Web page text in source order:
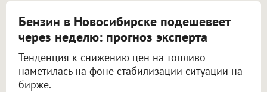
Бензин в Новосибирске подешевеет
через неделю: прогноз эксперта
Тенденция к снижению цен на топливо
наметилась на фоне стабилизации ситуации на
бирже.